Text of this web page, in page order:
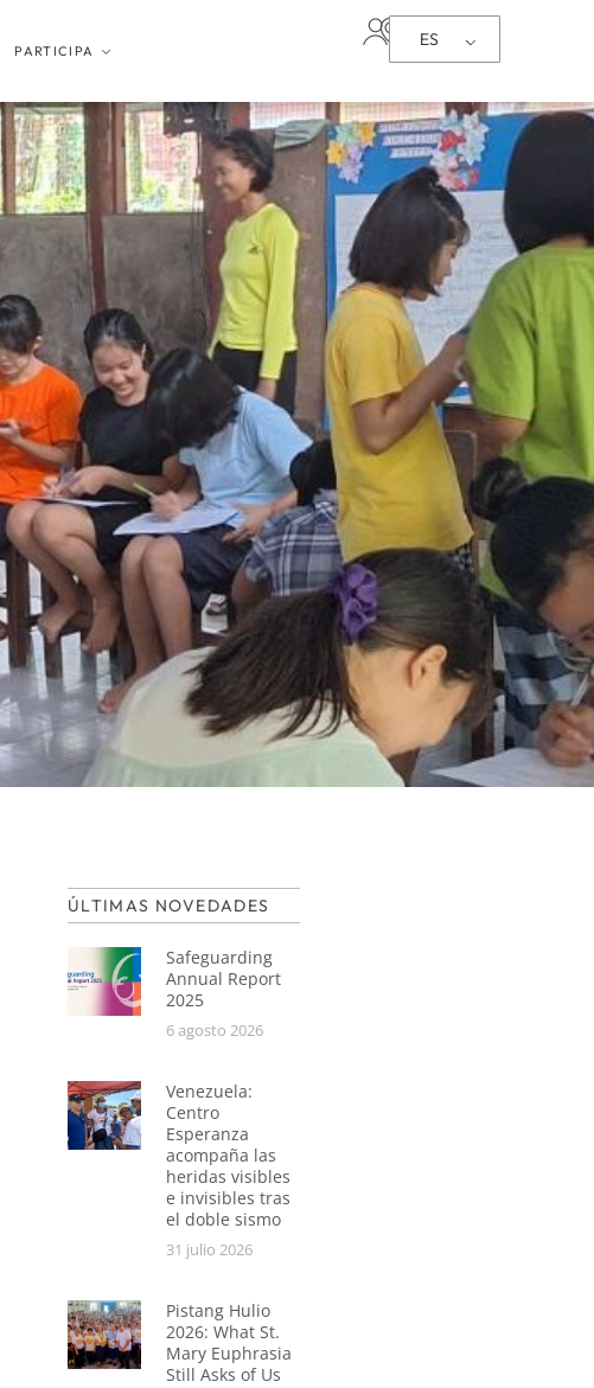
PARTICIPA
ES
ÚLTIMAS NOVEDADES
Safeguarding
Annual Report
2025
6 agosto 2026
Venezuela:
Centro
Esperanza
acompaña las
heridas visibles
e invisibles tras
el doble sismo
31 julio 2026
Pistang Hulio
2026: What St.
Mary Euphrasia
Still Asks of Us